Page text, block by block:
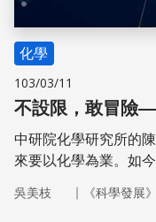
化學
103/03/11
不設限，敢冒險
中研院化學研究所的
來要以化學為業。如
說：「一度因家庭因
吳美枝 ｜ 《科學發展